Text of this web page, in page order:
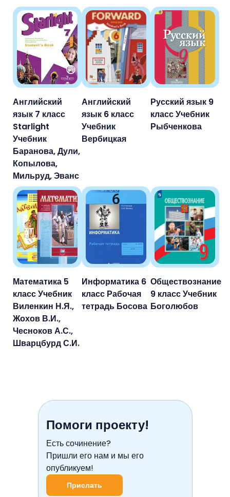
Английский
язык 7 класс
Starlight
Учебник
Баранова, Дули,
Копылова,
Мильруд, Эванс
Английский
язык 6 класс
Учебник
Вербицкая
Русский язык 9
класс Учебник
Рыбченкова
Математика 5
класс Учебник
Виленкин Н.Я.,
Жохов В.И.,
Чесноков А.С.,
Шварцбурд С.И.
Информатика 6
класс Рабочая
тетрадь Босова
Обществознание
9 класс Учебник
Боголюбов
Помоги проекту!
Есть сочинение?
Пришли его нам и мы его
опубликуем!
Прислать